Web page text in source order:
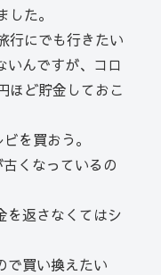
た。
行にでも行きたい
いんですが、コロ
ほど貯金しておこ
を買おう。
くなっているの
を返さなくてはシ
で買い換えたい